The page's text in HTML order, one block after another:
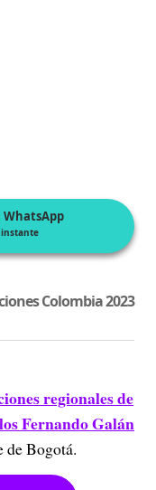
instante
Colombia 2023
regionales de
Fernando Galán
de Bogotá.